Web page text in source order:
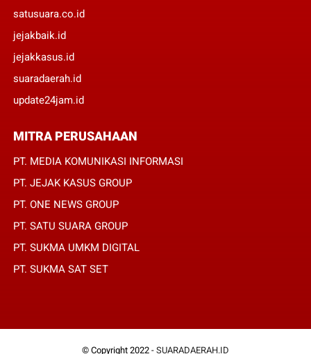
satusuara.co.id
jejakbaik.id
jejakkasus.id
suaradaerah.id
update24jam.id
MITRA PERUSAHAAN
PT. MEDIA KOMUNIKASI INFORMASI
PT. JEJAK KASUS GROUP
PT. ONE NEWS GROUP
PT. SATU SUARA GROUP
PT. SUKMA UMKM DIGITAL
PT. SUKMA SAT SET
© Copyright 2022 - SUARADAERAH.ID